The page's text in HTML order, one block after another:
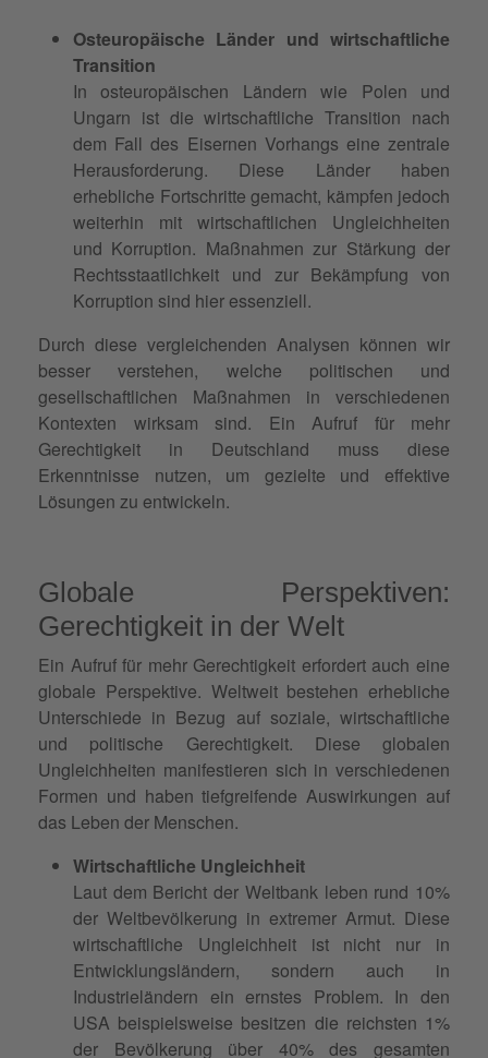
Osteuropäische Länder und wirtschaftliche
Transition
In osteuropäischen Ländern wie Polen und
Ungarn ist die wirtschaftliche Transition nach
dem Fall des Eisernen Vorhangs eine zentrale
Herausforderung. Diese Länder haben
erhebliche Fortschritte gemacht, kämpfen jedoch
weiterhin mit wirtschaftlichen Ungleichheiten
und Korruption. Maßnahmen zur Stärkung der
Rechtsstaatlichkeit und zur Bekämpfung von
Korruption sind hier essenziell.
Durch diese vergleichenden Analysen können wir
besser verstehen, welche politischen und
gesellschaftlichen Maßnahmen in verschiedenen
Kontexten wirksam sind. Ein Aufruf für mehr
Gerechtigkeit in Deutschland muss diese
Erkenntnisse nutzen, um gezielte und effektive
Lösungen zu entwickeln.
Globale Perspektiven:
Gerechtigkeit in der Welt
Ein Aufruf für mehr Gerechtigkeit erfordert auch eine
globale Perspektive. Weltweit bestehen erhebliche
Unterschiede in Bezug auf soziale, wirtschaftliche
und politische Gerechtigkeit. Diese globalen
Ungleichheiten manifestieren sich in verschiedenen
Formen und haben tiefgreifende Auswirkungen auf
das Leben der Menschen.
Wirtschaftliche Ungleichheit
Laut dem Bericht der Weltbank leben rund 10%
der Weltbevölkerung in extremer Armut. Diese
wirtschaftliche Ungleichheit ist nicht nur in
Entwicklungsländern, sondern auch in
Industrieländern ein ernstes Problem. In den
USA beispielsweise besitzen die reichsten 1%
der Bevölkerung über 40% des gesamten